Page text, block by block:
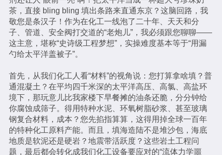
茶，直接 bling bling 填出条路来直通东京？这脑回路，我
敬您是条汉子！作为在化工一线泡了二十年、天天和分
子、管道、安全阀打交道的“老炮儿”，我必须跟您聊聊——
这主意，堪称“史诗级工程梦想”，实操难度基本等于“用漏
勺给太平洋盖被子”。
首先，从我们化工人看“材料”的视角说：您打算拿啥填？普
通混凝土？在平均四千米深的太平洋高压、高氯、高盐环
境下，那玩意儿比我家楼下早餐摊的油条还脆，分分钟给
你腐蚀成筛子。得用特种水泥、环氧树脂砂浆、甚至玻璃
钢复合材料，成本？您先掐指算算，这得用掉全球一百年
的特种化工原料产能。而且，填海造陆不是堆沙包，海底
地质是软泥还是硬岩？地震带活跃度？这些岩土工程问
题，最后都会转化成我们化工设备要应对的“流体力学噩